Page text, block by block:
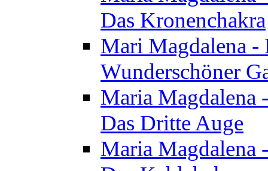
Das Kronenchakra
Mari Magdalena -
Wunderschöner
Maria Magdalena
Das Dritte Auge
Maria Magdalena